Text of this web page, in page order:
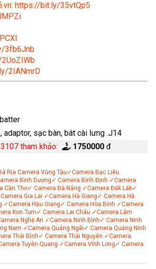
https://bit.ly/35vtQp5
3fb6Jnb
2IANmrD
adaptor, sạc bàn, bát cài lưng .J14
tham khảo: 1750000đ
Rịa Camera Vũng Tàu ✓Camera Bạc Liêu
Bình Dương ✓ Camera Bình Định ✓Camera
Cần Thơ✓ Camera Đà Nẵng ✓Camera Đắk Lắk✓
Gia Lai ✓Camera Hà Giang ✓ Camera Hà
✓Camera Hậu Giang ✓ Camera Hòa Bình ✓Camera
Kon Tum ✓ Camera Lai Châu ✓Camera Lâm
Nghệ An ✓Camera Ninh Bình ✓ Camera Ninh
Nam ✓Camera Quảng Ngãi ✓ Camera Quảng Ninh
Thái Bình ✓ Camera Thái Nguyên ✓Camera
Tuyên Quang ✓Camera Vĩnh Long ✓ Camera